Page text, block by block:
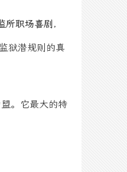
所职场喜剧 ，
狱潜规则的真
。它最大的特